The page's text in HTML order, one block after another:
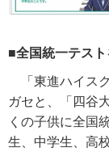
■全国統一テス
「東進ハイス
ガセと、「四谷
くの子供に全国
生、中学生、高